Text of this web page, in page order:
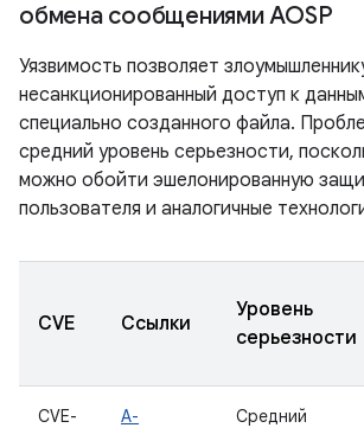
обмена сообщениями AOSP
Уязвимость позволяет
несанкционированный доступ к
специально созданного файла.
средний уровень серьезности,
можно обойти эшелонированную
пользователя и аналогичные
CVE Ссылки
Уровень
серьезности
CVE-
A-
Средний